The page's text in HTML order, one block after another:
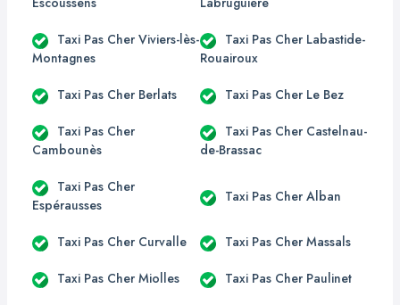
Taxi Pas Cher Viviers-lès-
Montagnes
Taxi Pas Cher Labastide-
Rouairoux
Taxi Pas Cher Berlats Taxi Pas Cher Le Bez
Taxi Pas Cher
Cambounès
Taxi Pas Cher Castelnau-
de-Brassac
Taxi Pas Cher
Espérausses
Taxi Pas Cher Alban
Taxi Pas Cher Curvalle Taxi Pas Cher Massals
Taxi Pas Cher Miolles Taxi Pas Cher Paulinet